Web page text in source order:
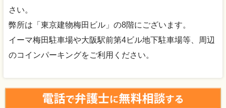
さい。
弊所は「東京建物梅田ビル」の8階にございます。
イーマ梅田駐車場や大阪駅前第4ビル地下駐車場等、周辺
のコインパーキングをご利用ください。